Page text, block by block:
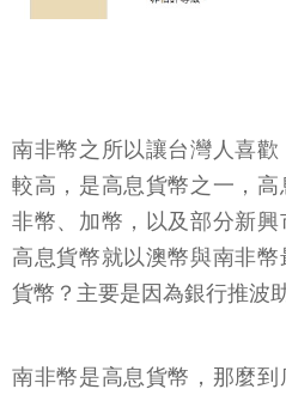
南非幣之所以讓台灣人喜
較高，是高息貨幣之一，
非幣、加幣，以及部分新
高息貨幣就以澳幣與南非
貨幣？主要是因為銀行推波
南非幣是高息貨幣，那麼到